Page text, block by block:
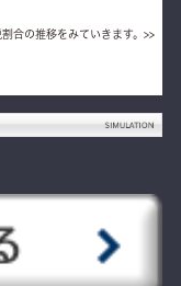
合の推移をみていきます。 >>